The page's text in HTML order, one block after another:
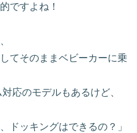
ですよね！
てそのままベビーカーに乗
応のモデルもあるけど、
ドッキングはできるの？」